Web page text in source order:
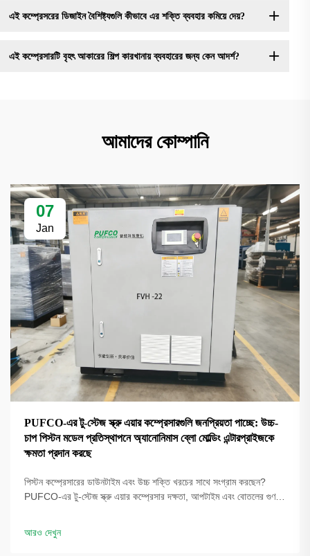
এই কম্প্রেসরের ডিজাইন বৈশিষ্ট্যগুলি কীভাবে এর শক্তি ব্যবহার কমিয়ে দেয়?
এই কম্প্রেসারটি বৃহৎ আকারের শিল্প কারখানায় ব্যবহারের জন্য কেন আদর্শ?
আমাদের কোম্পানি
07
Jan
PUFCO-এর টু-স্টেজ স্ক্রু এয়ার কম্প্রেসারগুলি জনপ্রিয়তা পাচ্ছে: উচ্চ-
চাপ পিস্টন মডেল প্রতিস্থাপনে অ্যানোনিমাস ব্লো মোল্ডিং এন্টারপ্রাইজকে
ক্ষমতা প্রদান করছে
পিস্টন কম্প্রেসারের ডাউনটাইম এবং উচ্চ শক্তি খরচের সাথে সংগ্রাম করছেন?
PUFCO-এর টু-স্টেজ স্ক্রু এয়ার কম্প্রেসার দক্ষতা, আপটাইম এবং বোতলের গুণমান
আরও দেখুন